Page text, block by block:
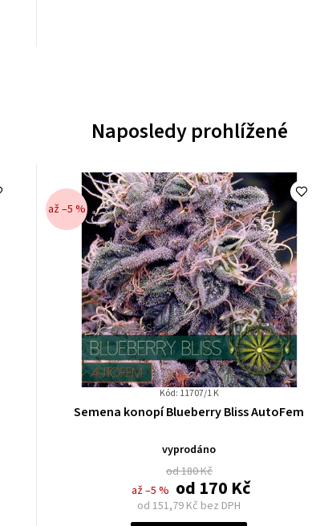
Naposledy prohlížené
až –5 %
Kód: 11707/1 K
Průměrné
produktu
je
0,0
z
Semena konopí Blueberry Bliss AutoFem
vyprodáno
od 180 Kč
až –5 % od 170 Kč
od 151,79 Kč bez DPH
Měrná